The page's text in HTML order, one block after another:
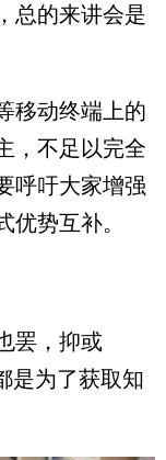
总的来讲会是
动终端上的
，不足以完全
呼吁大家增强
势互补。
罢，抑或
是为了获取知